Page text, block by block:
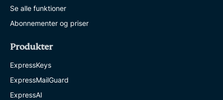
Se alle funktioner
Abonnementer og priser
Produkter
ExpressKeys
ExpressMailGuard
ExpressAI